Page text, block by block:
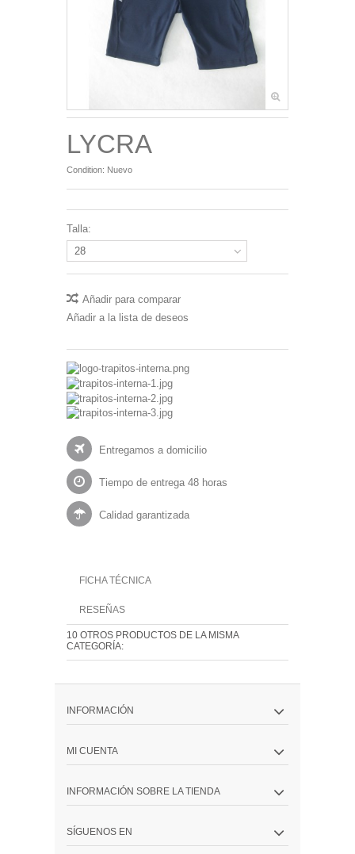
LYCRA
Condition: Nuevo
Talla:
28
Añadir para comparar
Añadir a la lista de deseos
Entregamos a domicilio
Tiempo de entrega 48 horas
Calidad garantizada
FICHA TÉCNICA
RESEÑAS
10 OTROS PRODUCTOS DE LA MISMA
CATEGORÍA:
INFORMACIÓN
MI CUENTA
INFORMACIÓN SOBRE LA TIENDA
SÍGUENOS EN